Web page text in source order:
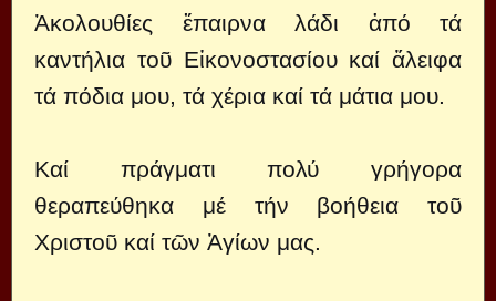
Ἀκολουθίες ἔπαιρνα λάδι ἀπό τά
καντήλια τοῦ Εἰκονοστασίου καί ἄλειφα
τά πόδια μου, τά χέρια καί τά μάτια μου.
Καί πράγματι πολύ γρήγορα
θεραπεύθηκα μέ τήν βοήθεια τοῦ
Χριστοῦ καί τῶν Ἁγίων μας.